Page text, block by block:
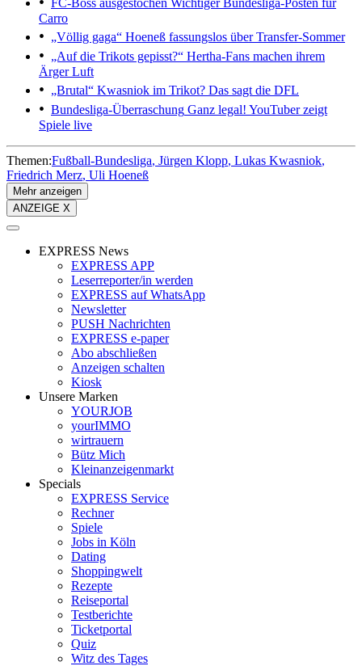
Carro
„Völlig gaga“ Hoeneß fassungslos über Transfer-Sommer
„Auf die Trikots gepisst?“ Hertha-Fans machen ihrem
Ärger Luft
„Brutal“ Kwasniok im Trikot? Das sagt die DFL
Bundesliga-Überraschung Ganz legal! YouTuber zeigt
Spiele live
Themen:Fußball-Bundesliga Jürgen Klopp Lukas Kwasniok
Friedrich Merz Uli Hoeneß
Mehr anzeigen
ANZEIGE X
EXPRESS News
EXPRESS APP
Leserreporter/in werden
EXPRESS auf WhatsApp
Newsletter
PUSH Nachrichten
EXPRESS e-paper
Abo abschließen
Anzeigen schalten
Kiosk
Unsere Marken
YOURJOB
yourIMMO
wirtrauern
Bütz Mich
Kleinanzeigenmarkt
Specials
EXPRESS Service
Rechner
Spiele
Jobs in Köln
Dating
Shoppingwelt
Rezepte
Reiseportal
Testberichte
Ticketportal
Quiz
Witz des Tages